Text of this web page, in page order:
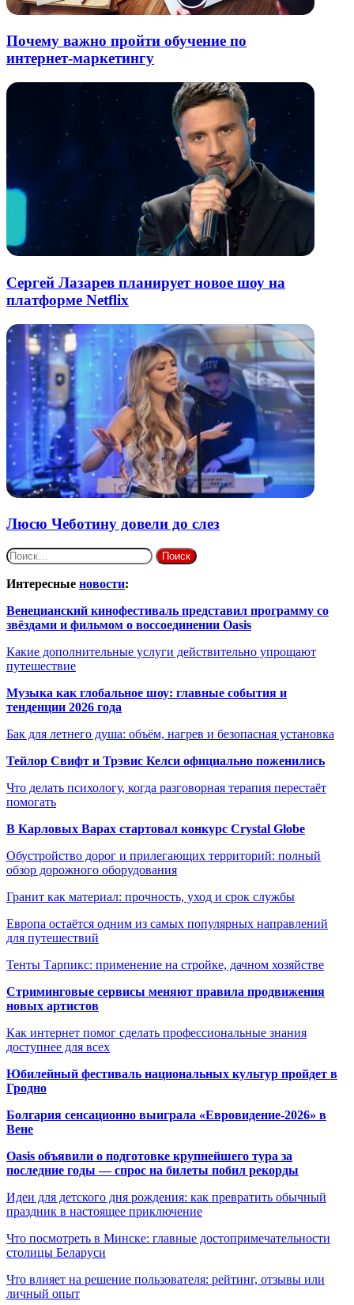
Почему важно пройти обучение по
интернет‑маркетингу
Сергей Лазарев планирует новое шоу на
платформе Netflix
Люсю Чеботину довели до слез
Найти:
Интересные новости:
Венецианский кинофестиваль представил программу со
звёздами и фильмом о воссоединении Oasis
Какие дополнительные услуги действительно упрощают
путешествие
Музыка как глобальное шоу: главные события и
тенденции 2026 года
Бак для летнего душа: объём, нагрев и безопасная установка
Тейлор Свифт и Трэвис Келси официально поженились
Что делать психологу, когда разговорная терапия перестаёт
помогать
В Карловых Варах стартовал конкурс Crystal Globe
Обустройство дорог и прилегающих территорий: полный
обзор дорожного оборудования
Гранит как материал: прочность, уход и срок службы
Европа остаётся одним из самых популярных направлений
для путешествий
Тенты Тарпикс: применение на стройке, дачном хозяйстве
Стриминговые сервисы меняют правила продвижения
новых артистов
Как интернет помог сделать профессиональные знания
доступнее для всех
Юбилейный фестиваль национальных культур пройдет в
Гродно
Болгария сенсационно выиграла «Евровидение-2026» в
Вене
Oasis объявили о подготовке крупнейшего тура за
последние годы — спрос на билеты побил рекорды
Идеи для детского дня рождения: как превратить обычный
праздник в настоящее приключение
Что посмотреть в Минске: главные достопримечательности
столицы Беларуси
Что влияет на решение пользователя: рейтинг, отзывы или
личный опыт